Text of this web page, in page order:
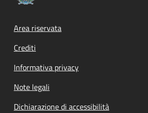
Footer menu
Area riservata
Crediti
Informativa privacy
Note legali
Dichiarazione di accessibilità